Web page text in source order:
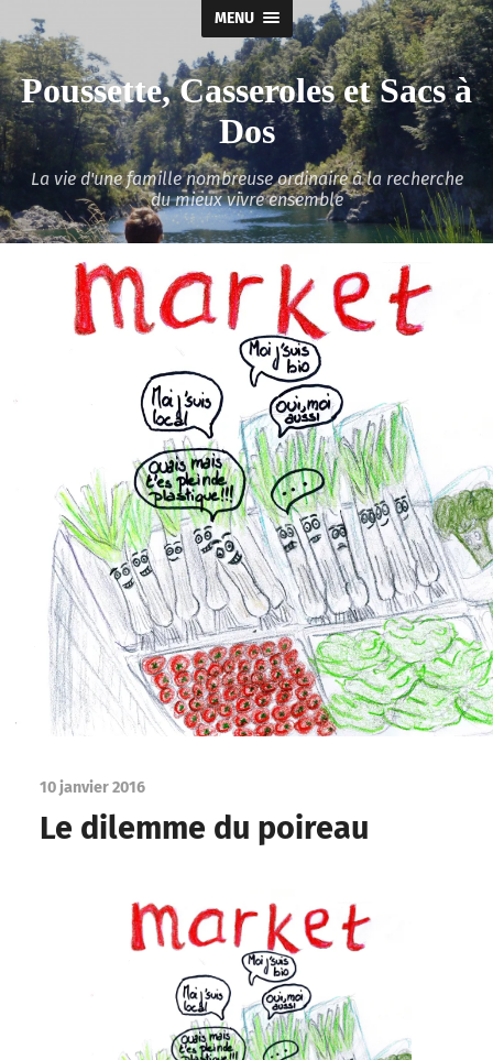
MENU
Poussette, Casseroles et Sacs à
Dos
La vie d'une famille nombreuse ordinaire à la recherche
du mieux vivre ensemble
10 janvier 2016
Le dilemme du poireau